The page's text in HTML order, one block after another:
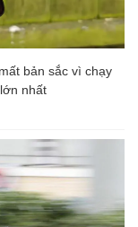
bản sắc vì chạy
nhất